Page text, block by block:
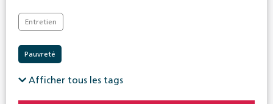
Entretien
Pauvreté
Afficher tous les tags